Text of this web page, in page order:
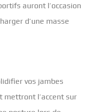
auront l’occasion
d’une masse
vos jambes
mettront l’accent sur